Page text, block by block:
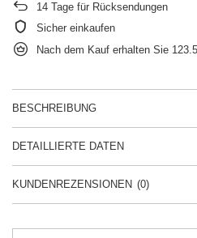
14 Tage für Rücksendungen
Sicher einkaufen
Nach dem Kauf erhalten Sie
BESCHREIBUNG
DETAILLIERTE DATEN
KUNDENREZENSIONEN (0)